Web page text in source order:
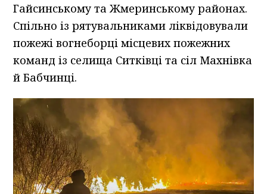
Гайсинському та Жмеринському районах.
Спільно із рятувальниками ліквідовували
пожежі вогнеборці місцевих пожежних
команд із селища Ситківці та сіл Махнівка
й Бабчинці.